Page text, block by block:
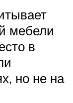
мебели
в
но не на